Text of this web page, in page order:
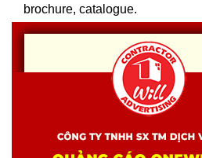
brochure, catalogue.